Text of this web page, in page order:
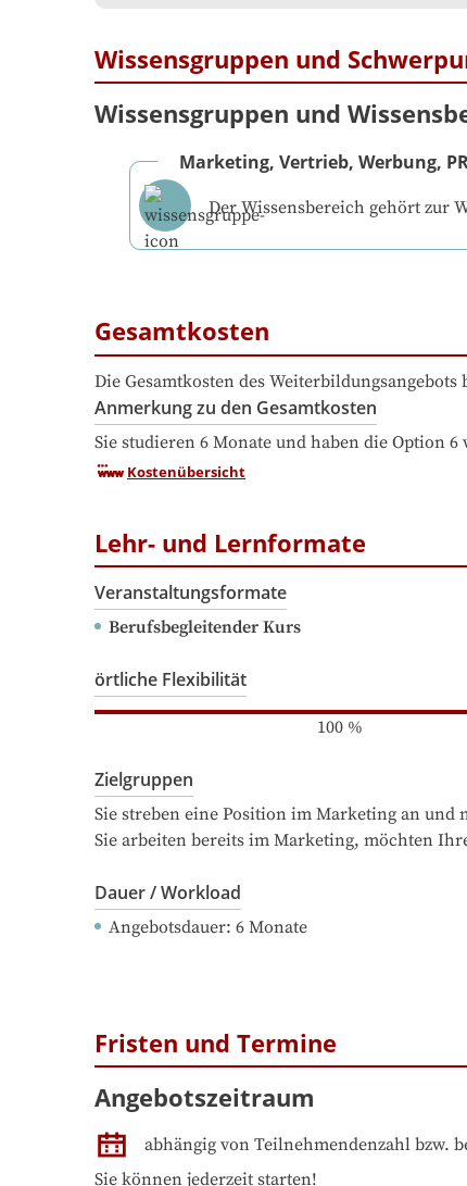
Wissensgruppen und
Wissensgruppen und
Marketing, Vertrieb, Werbung,
Der Wissensbereich gehört zur
Gesamtkosten
Die Gesamtkosten des
Anmerkung zu den Gesamtkosten
Sie studieren 6 Monate und haben die Option
Kostenübersicht
Lehr- und Lernformate
Veranstaltungsformate
Berufsbegleitender Kurs
örtliche Flexibilität
100%
Zielgruppen
Sie streben eine Position im Marketing an
Sie arbeiten bereits im Marketing, möchten
Dauer / Workload
Angebotsdauer: 6 Monate
Fristen und Termine
Angebotszeitraum
abhängig von Teilnehmendenzahl bzw.
Sie können jederzeit starten!